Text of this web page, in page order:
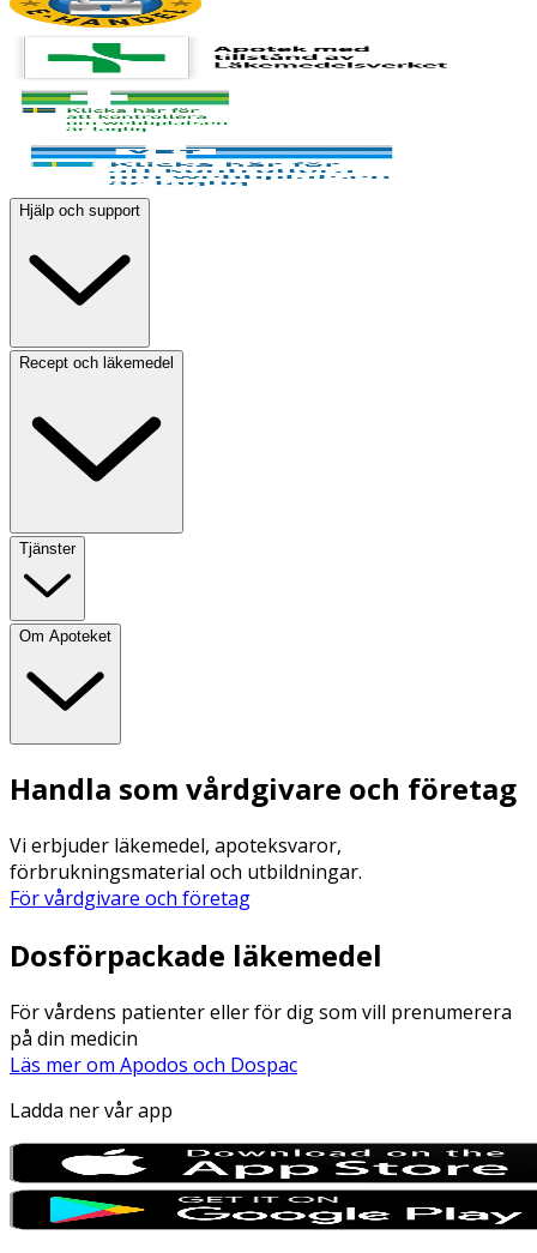
Hjälp och support
Recept och läkemedel
Tjänster
Om Apoteket
Handla som vårdgivare och företag
Vi erbjuder läkemedel, apoteksvaror,
förbrukningsmaterial och utbildningar.
För vårdgivare och företag
Dosförpackade läkemedel
För vårdens patienter eller för dig som vill prenumerera
på din medicin
Läs mer om Apodos och Dospac
Ladda ner vår app